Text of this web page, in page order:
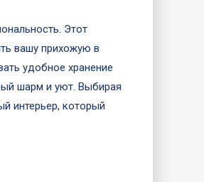
Этот
вашу прихожую в
удобное хранение
шарм и уют. Выбирая
интерьер, который